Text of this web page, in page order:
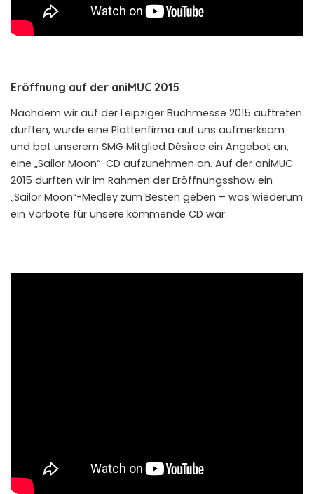
Eröffnung auf der aniMUC 2015
Nachdem wir auf der Leipziger Buchmesse 2015 auftreten
durften, wurde eine Plattenfirma auf uns aufmerksam
und bat unserem SMG Mitglied Désiree ein Angebot an,
eine „Sailor Moon“-CD aufzunehmen an. Auf der aniMUC
2015 durften wir im Rahmen der Eröffnungsshow ein
„Sailor Moon“-Medley zum Besten geben – was wiederum
ein Vorbote für unsere kommende CD war.